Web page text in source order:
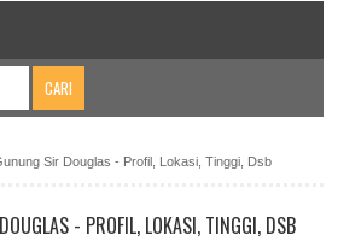
Sir Douglas - Profil, Lokasi, Tinggi, Dsb
- PROFIL, LOKASI, TINGGI, DSB